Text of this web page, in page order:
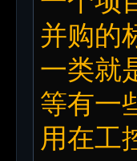
并购的
一类就
等有一
用在工